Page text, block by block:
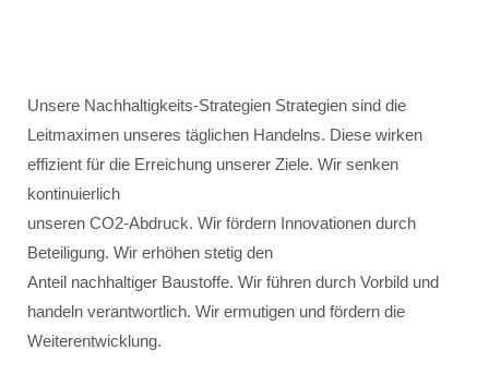
Unsere Nachhaltigkeits-Strategien Strategien sind die
Leitmaximen unseres täglichen Handelns. Diese wirken
effizient für die Erreichung unserer Ziele. Wir senken
kontinuierlich
unseren CO2-Abdruck. Wir fördern Innovationen durch
Beteiligung. Wir erhöhen stetig den
Anteil nachhaltiger Baustoffe. Wir führen durch Vorbild und
handeln verantwortlich. Wir ermutigen und fördern die
Weiterentwicklung.